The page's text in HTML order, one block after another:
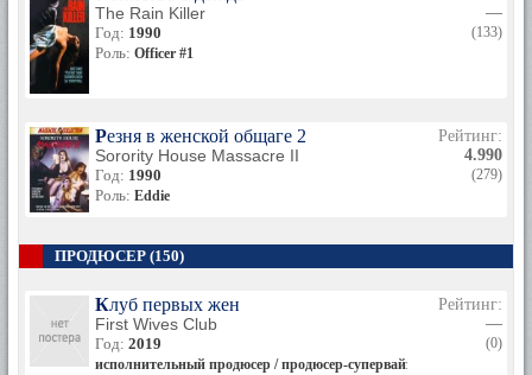
The Rain Killer
Год: 1990
Роль: Officer #1
—
(133)
Резня в женской общаге 2
Sorority House Massacre II
Год: 1990
Роль: Eddie
Рейтинг:
4.990
(279)
ПРОДЮСЕР (150)
Клуб первых жен
First Wives Club
Год: 2019
исполнительный продюсер / продюсер-супервайзер (10 эпизодов,
Рейтинг:
—
(0)